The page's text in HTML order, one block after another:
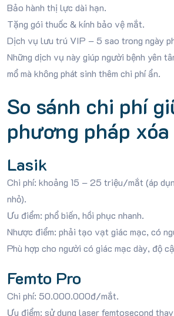
Bảo hành thị lực dài hạn.
Tặng gói thuốc & kính bảo vệ mắt.
Dịch vụ lưu trú VIP – 5 sao trong ngày
Những dịch vụ này giúp người bệnh yên
mổ mà không phát sinh thêm chi phí ẩn.
So sánh chi phí
phương pháp
Lasik
Chi phí: khoảng 15 – 25 triệu/mắt (áp
nhỏ).
Ưu điểm: phổ biến, hồi phục nhanh.
Nhược điểm: phải tạo vạt giác mạc, có
Phù hợp cho người có giác mạc dày, độ
Femto Pro
Chi phí: 50.000.000đ/mắt.
Ưu điểm: sử dụng laser femtosecond